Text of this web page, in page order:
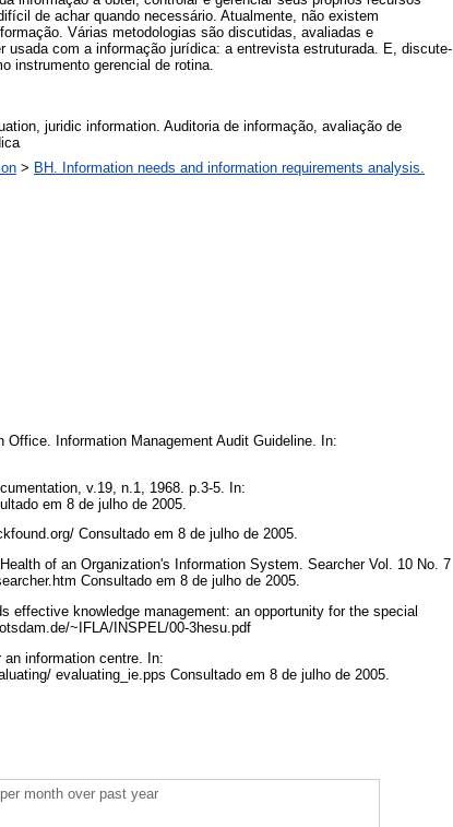
de achar quando necessário. Atualmente, não existem
Várias metodologias são discutidas, avaliadas e
com a informação jurídica: a entrevista estruturada. E, discute-
instrumento gerencial de rotina.
juridic information. Auditoria de informação, avaliação de
> BH. Information needs and information requirements analysis.
Information Management Audit Guideline. In:
v.19, n.1, 1968. p.3-5. In:
em 8 de julho de 2005.
Consultado em 8 de julho de 2005.
of an Organization's Information System. Searcher Vol. 10 No. 7
Consultado em 8 de julho de 2005.
effective knowledge management: an opportunity for the special
~IFLA/INSPEL/00-3hesu.pdf
information centre. In:
evaluating_ie.pps Consultado em 8 de julho de 2005.
month over past year